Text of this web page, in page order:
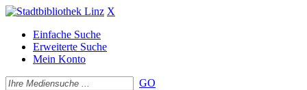
X
Einfache Suche
Erweiterte Suche
Mein Konto
GO